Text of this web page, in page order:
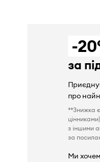
-
за
про
**Знижка
з іншими
за
Ми